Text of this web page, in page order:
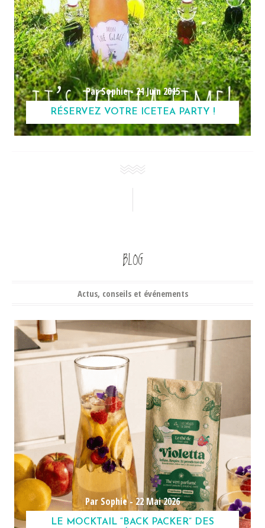
Par Sophie -21 Juin 2015
RÉSERVEZ VOTRE ICETEA PARTY !
BLOG
Actus, conseils et événements
Par Sophie -22 Mai 2026
LE MOCKTAIL “BACK PACKER” DES